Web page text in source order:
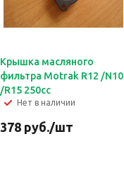
Крышка масляного
фильтра Motrak R12 /N10
/R15 250сс
Нет в наличии
378руб./шт